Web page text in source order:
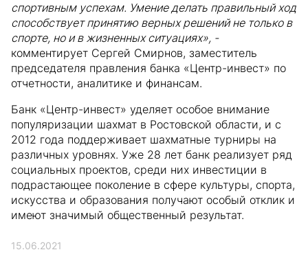
спортивным успехам. Умение делать правильный ход
способствует принятию верных решений не только в
спорте, но и в жизненных ситуациях», -
комментирует Сергей Смирнов, заместитель
председателя правления банка «Центр-инвест» по
отчетности, аналитике и финансам.
Банк «Центр-инвест» уделяет особое внимание
популяризации шахмат в Ростовской области, и с
2012 года поддерживает шахматные турниры на
различных уровнях. Уже 28 лет банк реализует ряд
социальных проектов, среди них инвестиции в
подрастающее поколение в сфере культуры, спорта,
искусства и образования получают особый отклик и
имеют значимый общественный результат.
15.06.2021